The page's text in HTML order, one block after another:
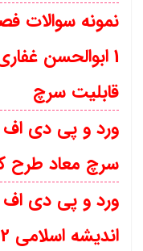
نمونه سوالات
1 ابوالحسن
قابلیت سرچ
سرچ معاد طرح
اندیشه اسلامی 2 غفار زاده و عزیزی